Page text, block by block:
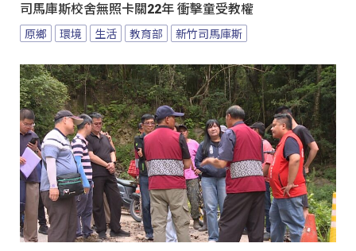
司馬庫斯校舍無照卡關22年 衝擊童受教權
原鄉 環境 生活 教育部 新竹司馬庫斯